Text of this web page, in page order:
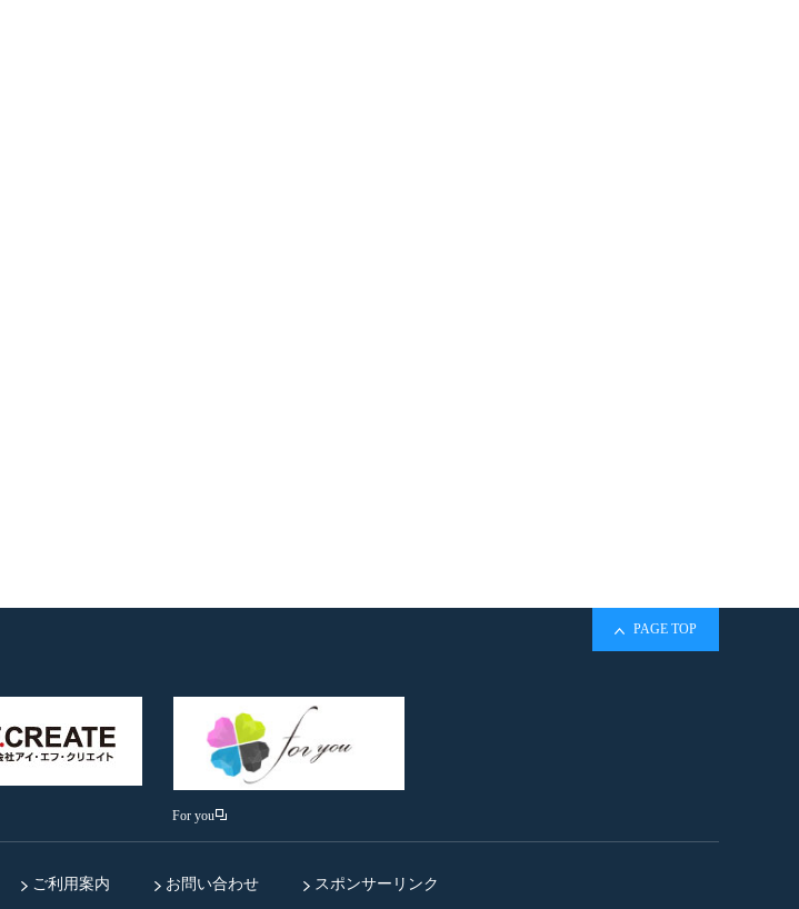
PAGE TOP
For you
ご利用案内 お問い合わせ スポンサーリンク